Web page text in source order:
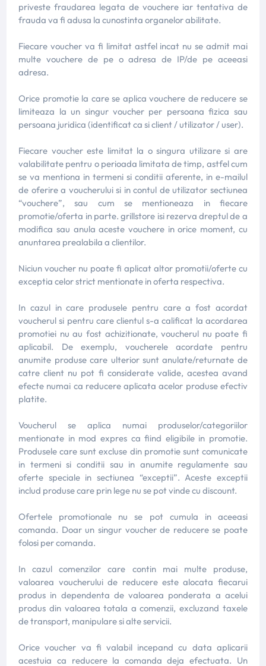
priveste fraudarea legata de vouchere iar tentativa de
frauda va fi adusa la cunostinta organelor abilitate.
Fiecare voucher va fi limitat astfel incat nu se admit mai
multe vouchere de pe o adresa de IP/de pe aceeasi
adresa.
Orice promotie la care se aplica vouchere de reducere se
limiteaza la un singur voucher per persoana fizica sau
persoana juridica (identificat ca si client / utilizator / user).
Fiecare voucher este limitat la o singura utilizare si are
valabilitate pentru o perioada limitata de timp, astfel cum
se va mentiona in termeni si conditii aferente, in e-mailul
de oferire a voucherului si in contul de utilizator sectiunea
“vouchere”, sau cum se mentioneaza in fiecare
promotie/oferta in parte. grillstore isi rezerva dreptul de a
modifica sau anula aceste vouchere in orice moment, cu
anuntarea prealabila a clientilor.
Niciun voucher nu poate fi aplicat altor promotii/oferte cu
exceptia celor strict mentionate in oferta respectiva.
In cazul in care produsele pentru care a fost acordat
voucherul si pentru care clientul s-a calificat la acordarea
promotiei nu au fost achizitionate, voucherul nu poate fi
aplicabil. De exemplu, voucherele acordate pentru
anumite produse care ulterior sunt anulate/returnate de
catre client nu pot fi considerate valide, acestea avand
efecte numai ca reducere aplicata acelor produse efectiv
platite.
Voucherul se aplica numai produselor/categoriilor
mentionate in mod expres ca fiind eligibile in promotie.
Produsele care sunt excluse din promotie sunt comunicate
in termeni si conditii sau in anumite regulamente sau
oferte speciale in sectiunea “exceptii”. Aceste exceptii
includ produse care prin lege nu se pot vinde cu discount.
Ofertele promotionale nu se pot cumula in aceeasi
comanda. Doar un singur voucher de reducere se poate
folosi per comanda.
In cazul comenzilor care contin mai multe produse,
valoarea voucherului de reducere este alocata fiecarui
produs in dependenta de valoarea ponderata a acelui
produs din valoarea totala a comenzii, excluzand taxele
de transport, manipulare si alte servicii.
Orice voucher va fi valabil incepand cu data aplicarii
acestuia ca reducere la comanda deja efectuata. Un